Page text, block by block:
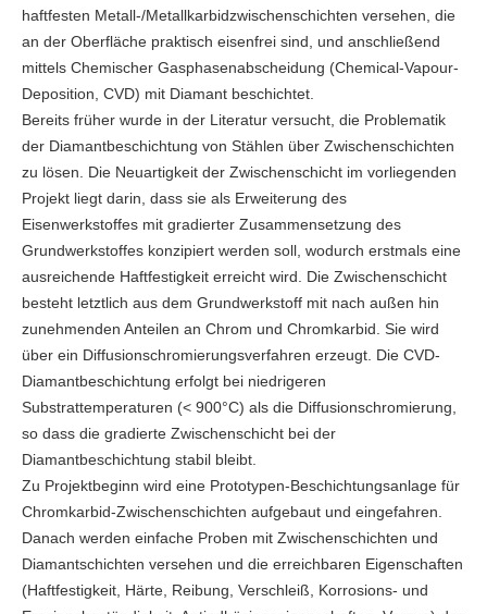
haftfesten Metall-/Metallkarbidzwischenschichten versehen, die
an der Oberfläche praktisch eisenfrei sind, und anschließend
mittels Chemischer Gasphasenabscheidung (Chemical-Vapour-
Deposition, CVD) mit Diamant beschichtet.
Bereits früher wurde in der Literatur versucht, die Problematik
der Diamantbeschichtung von Stählen über Zwischenschichten
zu lösen. Die Neuartigkeit der Zwischenschicht im vorliegenden
Projekt liegt darin, dass sie als Erweiterung des
Eisenwerkstoffes mit gradierter Zusammensetzung des
Grundwerkstoffes konzipiert werden soll, wodurch erstmals eine
ausreichende Haftfestigkeit erreicht wird. Die Zwischenschicht
besteht letztlich aus dem Grundwerkstoff mit nach außen hin
zunehmenden Anteilen an Chrom und Chromkarbid. Sie wird
über ein Diffusionschromierungsverfahren erzeugt. Die CVD-
Diamantbeschichtung erfolgt bei niedrigeren
Substrattemperaturen (< 900°C) als die Diffusionschromierung,
so dass die gradierte Zwischenschicht bei der
Diamantbeschichtung stabil bleibt.
Zu Projektbeginn wird eine Prototypen-Beschichtungsanlage für
Chromkarbid-Zwischenschichten aufgebaut und eingefahren.
Danach werden einfache Proben mit Zwischenschichten und
Diamantschichten versehen und die erreichbaren Eigenschaften
(Haftfestigkeit, Härte, Reibung, Verschleiß, Korrosions- und